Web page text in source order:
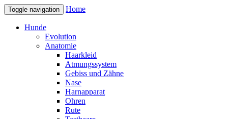
Toggle navigation Home
Hunde
Evolution
Anatomie
Haarkleid
Atmungssystem
Gebiss und Zähne
Nase
Harnapparat
Ohren
Rute